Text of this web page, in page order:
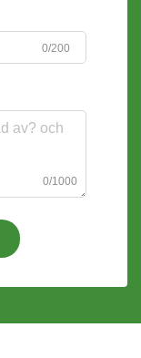
0/200
0/1000